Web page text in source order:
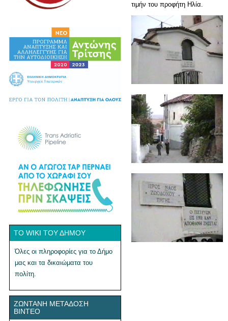
ΤΟ WIKI ΤΟΥ ΔΉΜΟΥ
Όλες οι πληροφορίες για το Δήμο
μας και τα δικαιώματα του
πολίτη.
ΖΩΝΤΑΝΉ ΜΕΤΆΔΟΣΗ
ΒΊΝΤΕΟ
τιμήν του προφήτη Ηλία.